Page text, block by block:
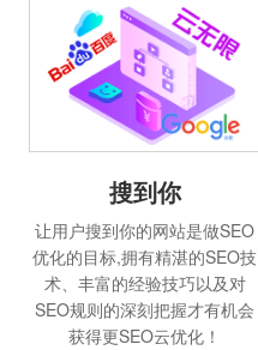
搜到你
让用户搜到你的网站是做SEO
优化的目标,拥有精湛的SEO技
术、丰富的经验技巧以及对
SEO规则的深刻把握才有机会
获得更SEO云优化！